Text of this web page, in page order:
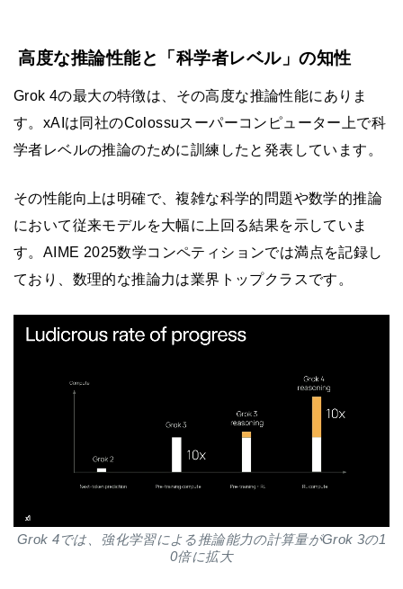
高度な推論性能と「科学者レベル」の知性
Grok 4の最大の特徴は、その高度な推論性能にありま
す。xAIは同社のColossuスーパーコンピューター上で科
学者レベルの推論のために訓練したと発表しています。
その性能向上は明確で、複雑な科学的問題や数学的推論
において従来モデルを大幅に上回る結果を示していま
す。AIME 2025数学コンペティションでは満点を記録し
ており、数理的な推論力は業界トップクラスです。
Grok 4では、強化学習による推論能力の計算量がGrok 3の1
0倍に拡大